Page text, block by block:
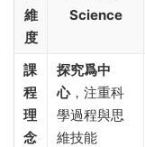
維
度
Science
課
程
理
念
探究爲中
心，注重科
學過程與思
維技能